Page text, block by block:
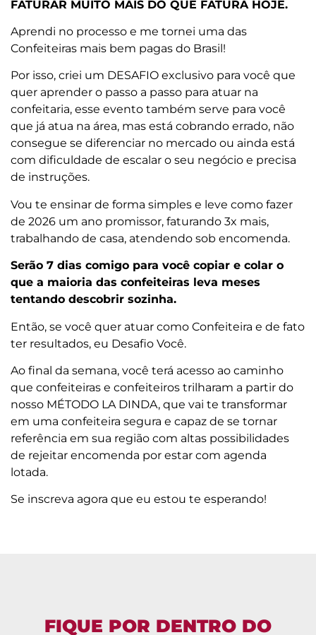
FATURAR MUITO MAIS DO QUE FATURA HOJE.
Aprendi no processo e me tornei uma das
Confeiteiras mais bem pagas do Brasil!
Por isso, criei um DESAFIO exclusivo para você que
quer aprender o passo a passo para atuar na
confeitaria, esse evento também serve para você
que já atua na área, mas está cobrando errado, não
consegue se diferenciar no mercado ou ainda está
com dificuldade de escalar o seu negócio e precisa
de instruções.
Vou te ensinar de forma simples e leve como fazer
de 2026 um ano promissor, faturando 3x mais,
trabalhando de casa, atendendo sob encomenda.
Serão 7 dias comigo para você copiar e colar o
que a maioria das confeiteiras leva meses
tentando descobrir sozinha.
Então, se você quer atuar como Confeiteira e de fato
ter resultados, eu Desafio Você.
Ao final da semana, você terá acesso ao caminho
que confeiteiras e confeiteiros trilharam a partir do
nosso MÉTODO LA DINDA, que vai te transformar
em uma confeiteira segura e capaz de se tornar
referência em sua região com altas possibilidades
de rejeitar encomenda por estar com agenda
lotada.
Se inscreva agora que eu estou te esperando!
FIQUE POR DENTRO DO